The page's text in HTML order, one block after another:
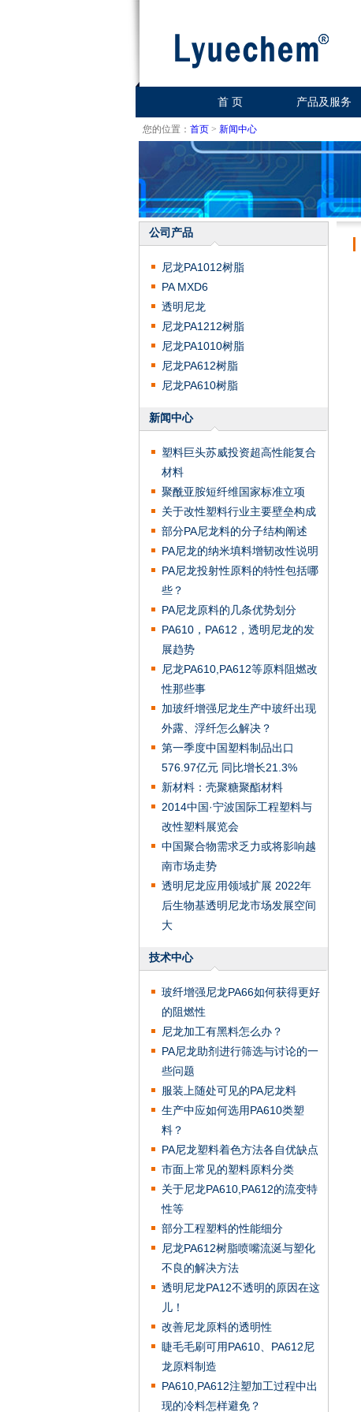
首 页 产品及服务
您的位置： 首页 > 新闻中心
公司产品
尼龙PA1012树脂
PA MXD6
透明尼龙
尼龙PA1212树脂
尼龙PA1010树脂
尼龙PA612树脂
尼龙PA610树脂
新闻中心
塑料巨头苏威投资超高性能复合
材料
聚酰亚胺短纤维国家标准立项
关于改性塑料行业主要壁垒构成
部分PA尼龙料的分子结构阐述
PA尼龙的纳米填料增韧改性说明
PA尼龙投射性原料的特性包括哪
些？
PA尼龙原料的几条优势划分
PA610，PA612，透明尼龙的发
展趋势
尼龙PA610,PA612等原料阻燃改
性那些事
加玻纤增强尼龙生产中玻纤出现
外露、浮纤怎么解决？
第一季度中国塑料制品出口
576.97亿元 同比增长21.3%
新材料：壳聚糖聚酯材料
2014中国·宁波国际工程塑料与
改性塑料展览会
中国聚合物需求乏力或将影响越
南市场走势
透明尼龙应用领域扩展 2022年
后生物基透明尼龙市场发展空间
大
技术中心
玻纤增强尼龙PA66如何获得更好
的阻燃性
尼龙加工有黑料怎么办？
PA尼龙助剂进行筛选与讨论的一
些问题
服装上随处可见的PA尼龙料
生产中应如何选用PA610类塑
料？
PA尼龙塑料着色方法各自优缺点
市面上常见的塑料原料分类
关于尼龙PA610,PA612的流变特
性等
部分工程塑料的性能细分
尼龙PA612树脂喷嘴流涎与塑化
不良的解决方法
透明尼龙PA12不透明的原因在这
儿！
改善尼龙原料的透明性
睫毛毛刷可用PA610、PA612尼
龙原料制造
PA610,PA612注塑加工过程中出
现的冷料怎样避免？